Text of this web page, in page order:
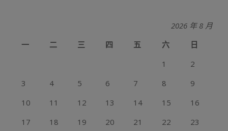
2026 年 8 月
一
二 三 四 五 六
日
1
2
3
4 5 6 7 8
9
10
11 12 13 14 15
16
17
18 19 20 21 22
23